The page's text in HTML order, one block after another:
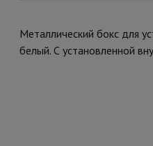
Металлический бокс для
белый. С установленной